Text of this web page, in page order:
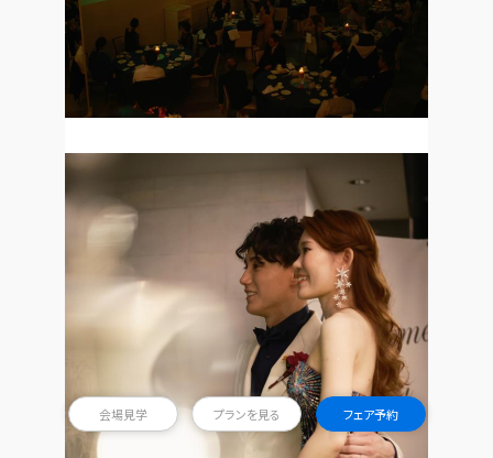
会場見学 プランを見る フェア予約